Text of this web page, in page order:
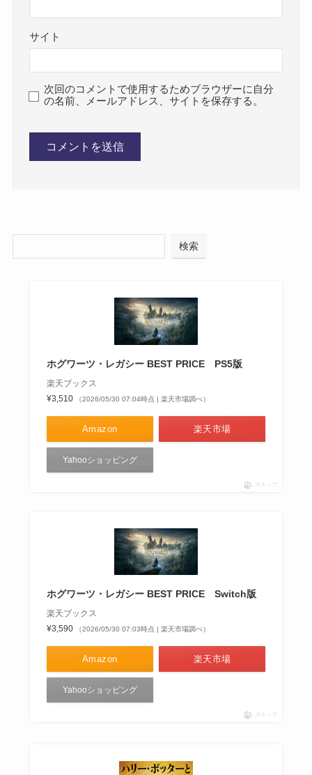
サイト
次回のコメントで使用するためブラウザーに自分
の名前、メールアドレス、サイトを保存する。
検索
ホグワーツ・レガシー BEST PRICE PS5版
楽天ブックス
¥3,510
（2026/05/30 07:04時点 | 楽天市場調べ）
Amazon 楽天市場
Yahooショッピング
ポチップ
ホグワーツ・レガシー BEST PRICE Switch版
楽天ブックス
¥3,590
（2026/05/30 07:03時点 | 楽天市場調べ）
Amazon 楽天市場
Yahooショッピング
ポチップ